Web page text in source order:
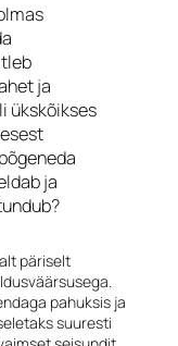
ja
ükskõikses
ja
päriselt
pahuksis ja
suuresti